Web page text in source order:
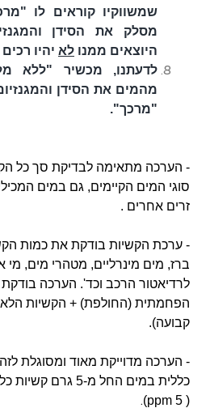
שמשווקיו קוראים לו
מסלק את הסידן
היוצאים ממנו לא יהיו רכים
לדעתנו, מכשיר "ללא
מהמים את הסידן
"מרכך".
- הערכה מתאימה לבדיקת סך כל
סוגי המים הקיימים, גם במים
זרים אחרים .
- ערכת הקשיות בודקת את כמות
ברז, מים מינרליים, מטהרי מים, מי
לרדיאטור הרכב וכד'. הערכה
הפחמתית (החולפת) + הקשיות
קבועה).
- הערכה מדוייקת מאוד ומסוגלת
( ppm 5)
.